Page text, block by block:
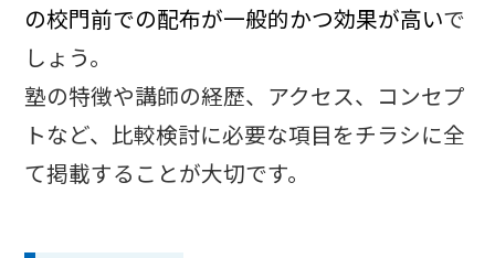
の校門前での配布が一般的かつ効果が高いで
しょう。
塾の特徴や講師の経歴、アクセス、コンセプ
トなど、比較検討に必要な項目をチラシに全
て掲載することが大切です。